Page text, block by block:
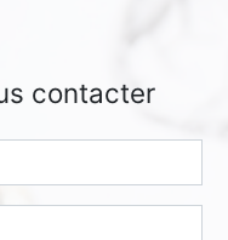
contacter